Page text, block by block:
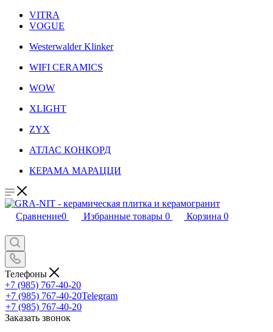
VITRA
VOGUE
Westerwalder Klinker
WIFI CERAMICS
WOW
XLIGHT
ZYX
АТЛАС КОНКОРД
КЕРАМА МАРАЦЦИ
Сравнение0 Избранные товары 0 Корзина 0
Телефоны
+7 (985) 767-40-20
+7 (985) 767-40-20Telegram
+7 (985) 767-40-20
Заказать звонок